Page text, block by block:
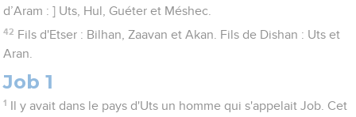
d’Aram : ] Uts, Hul, Guéter et Méshec.
42 Fils d'Etser : Bilhan, Zaavan et Akan. Fils de Dishan : Uts et
Aran.
Job 1
1
Il y avait dans le pays d'Uts un homme qui s'appelait Job. Cet